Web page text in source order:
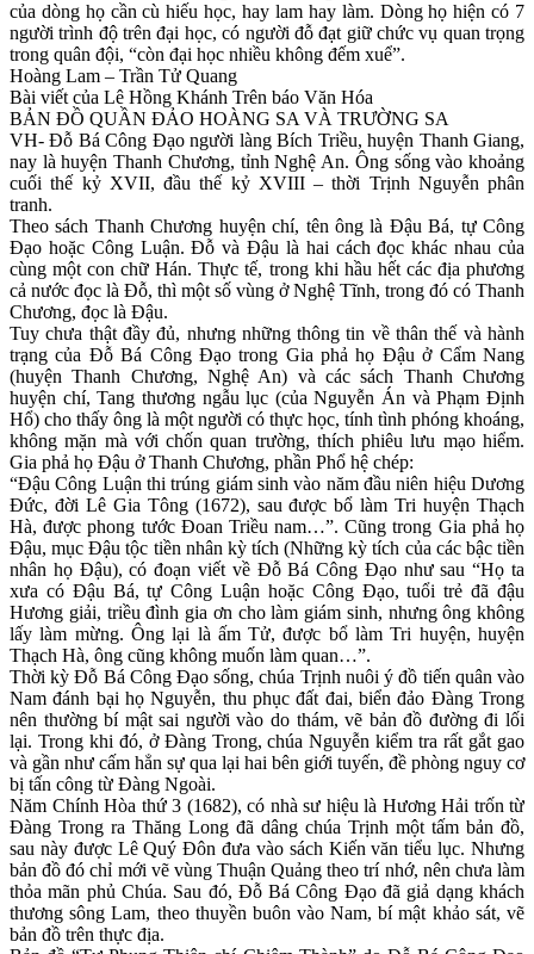
của dòng họ cần cù hiếu học, hay lam hay làm. Dòng họ hiện có 7
người trình độ trên đại học, có người đỗ đạt giữ chức vụ quan trọng
trong quân đội, “còn đại học nhiều không đếm xuể”.
Hoàng Lam – Trần Tử Quang
Bài viết của Lê Hồng Khánh Trên báo Văn Hóa
BẢN ĐỒ QUẦN ĐẢO HOÀNG SA VÀ TRƯỜNG SA
VH- Đỗ Bá Công Đạo người làng Bích Triều, huyện Thanh Giang,
nay là huyện Thanh Chương, tỉnh Nghệ An. Ông sống vào khoảng
cuối thế kỷ XVII, đầu thế kỷ XVIII – thời Trịnh Nguyễn phân
tranh.
Theo sách Thanh Chương huyện chí, tên ông là Đậu Bá, tự Công
Đạo hoặc Công Luận. Đỗ và Đậu là hai cách đọc khác nhau của
cùng một con chữ Hán. Thực tế, trong khi hầu hết các địa phương
cả nước đọc là Đỗ, thì một số vùng ở Nghệ Tĩnh, trong đó có Thanh
Chương, đọc là Đậu.
Tuy chưa thật đầy đủ, nhưng những thông tin về thân thế và hành
trạng của Đỗ Bá Công Đạo trong Gia phả họ Đậu ở Cẩm Nang
(huyện Thanh Chương, Nghệ An) và các sách Thanh Chương
huyện chí, Tang thương ngẫu lục (của Nguyễn Án và Phạm Định
Hổ) cho thấy ông là một người có thực học, tính tình phóng khoáng,
không mặn mà với chốn quan trường, thích phiêu lưu mạo hiểm.
Gia phả họ Đậu ở Thanh Chương, phần Phổ hệ chép:
“Đậu Công Luận thi trúng giám sinh vào năm đầu niên hiệu Dương
Đức, đời Lê Gia Tông (1672), sau được bổ làm Tri huyện Thạch
Hà, được phong tước Đoan Triều nam…”. Cũng trong Gia phả họ
Đậu, mục Đậu tộc tiền nhân kỳ tích (Những kỳ tích của các bậc tiền
nhân họ Đậu), có đoạn viết về Đỗ Bá Công Đạo như sau “Họ ta
xưa có Đậu Bá, tự Công Luận hoặc Công Đạo, tuổi trẻ đã đậu
Hương giải, triều đình gia ơn cho làm giám sinh, nhưng ông không
lấy làm mừng. Ông lại là ấm Tử, được bổ làm Tri huyện, huyện
Thạch Hà, ông cũng không muốn làm quan…”.
Thời kỳ Đỗ Bá Công Đạo sống, chúa Trịnh nuôi ý đồ tiến quân vào
Nam đánh bại họ Nguyễn, thu phục đất đai, biển đảo Đàng Trong
nên thường bí mật sai người vào do thám, vẽ bản đồ đường đi lối
lại. Trong khi đó, ở Đàng Trong, chúa Nguyễn kiểm tra rất gắt gao
và gần như cấm hẳn sự qua lại hai bên giới tuyến, đề phòng nguy cơ
bị tấn công từ Đàng Ngoài.
Năm Chính Hòa thứ 3 (1682), có nhà sư hiệu là Hương Hải trốn từ
Đàng Trong ra Thăng Long đã dâng chúa Trịnh một tấm bản đồ,
sau này được Lê Quý Đôn đưa vào sách Kiến văn tiểu lục. Nhưng
bản đồ đó chỉ mới vẽ vùng Thuận Quảng theo trí nhớ, nên chưa làm
thỏa mãn phủ Chúa. Sau đó, Đỗ Bá Công Đạo đã giả dạng khách
thương sông Lam, theo thuyền buôn vào Nam, bí mật khảo sát, vẽ
bản đồ trên thực địa.